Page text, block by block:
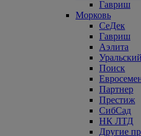
Гавриш
Морковь
СеДек
Гавриш
Аэлита
Поиск
Партнер
Престиж
СибСад
НК ЛТД
Другие